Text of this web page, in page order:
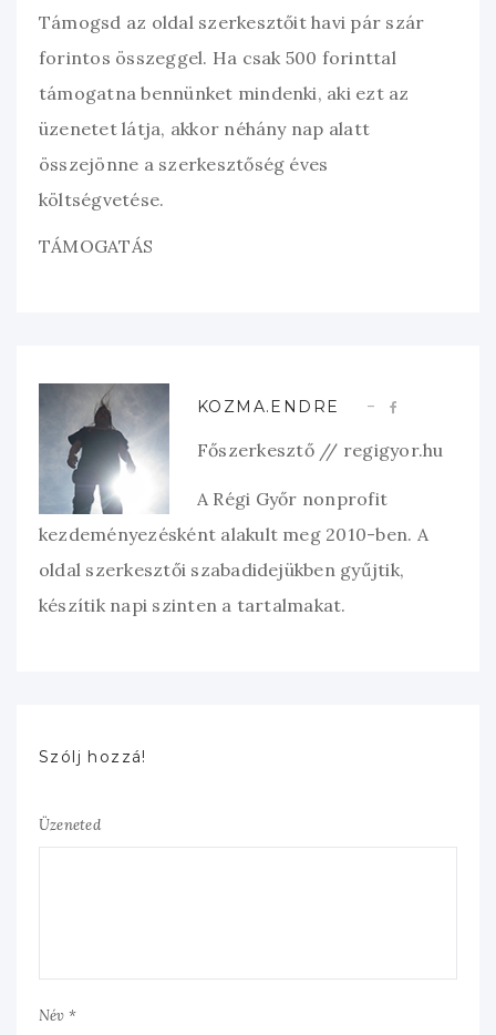
Támogsd az oldal szerkesztőit havi pár szár
forintos összeggel. Ha csak 500 forinttal
támogatna bennünket mindenki, aki ezt az
üzenetet látja, akkor néhány nap alatt
összejönne a szerkesztőség éves
költségvetése.
TÁMOGATÁS
KOZMA.ENDRE
Főszerkesztő // regigyor.hu
A Régi Győr nonprofit
kezdeményezésként alakult meg 2010-ben. A
oldal szerkesztői szabadidejükben gyűjtik,
készítik napi szinten a tartalmakat.
Szólj hozzá!
Üzeneted
Név *